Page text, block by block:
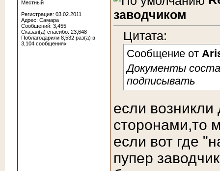
Местный
Регистрация: 03.02.2011
Адрес: Самара
Сообщений: 3,455
Сказал(а) спасибо: 23,648
Поблагодарили 8,532 раз(а) в
3,104 сообщениях
заводчиком
Цитата:
Сообщение от
Документы
подписывать
если
сторонами,то
если вот где
пупер